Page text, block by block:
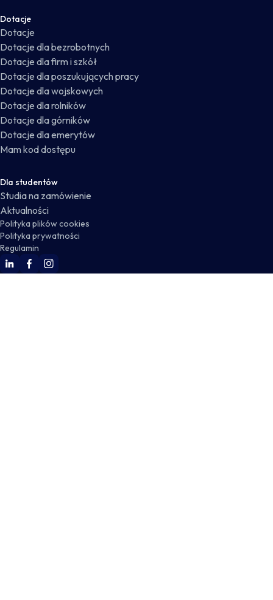
Dotacje
Dotacje
Dotacje dla bezrobotnych
Dotacje dla firm i szkół
Dotacje dla poszukujących pracy
Dotacje dla wojskowych
Dotacje dla rolników
Dotacje dla górników
Dotacje dla emerytów
Mam kod dostępu
Dla studentów
Studia na zamówienie
Aktualności
Polityka plików cookies
Polityka prywatności
Regulamin
WSKZ Linkedin
WSKZ Facebook
WSKZ Instagram